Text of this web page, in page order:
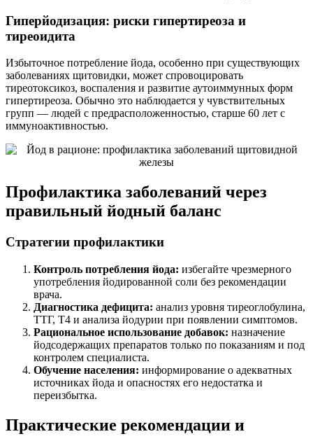
Гиперйодизация: риски гипертиреоза и
тиреоидита
Избыточное потребление йода, особенно при существующих
заболеваниях щитовидки, может спровоцировать
тиреотоксикоз, воспаления и развитие аутоиммунных форм
гипертиреоза. Обычно это наблюдается у чувствительных
групп — людей с предрасположенностью, старше 60 лет с
иммуноактивностью.
Профилактика заболеваний через
правильный йодный баланс
Стратегии профилактики
Контроль потребления йода: избегайте чрезмерного
употребления йодированной соли без рекомендации
врача.
Диагностика дефицита: анализ уровня тиреоглобулина,
ТТГ, Т4 и анализа йодурии при появлении симптомов.
Рациональное использование добавок: назначение
йодсодержащих препаратов только по показаниям и под
контролем специалиста.
Обучение населения: информирование о адекватных
источниках йода и опасностях его недостатка и
переизбытка.
Практические рекомендации и